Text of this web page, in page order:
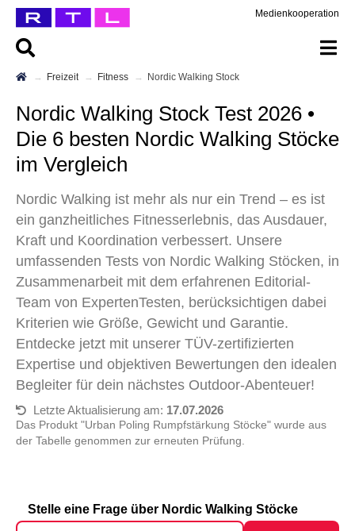
Medienkooperation
Freizeit Fitness Nordic Walking Stock
Nordic Walking Stock Test 2026 •
Die 6 besten Nordic Walking Stöcke
im Vergleich
Nordic Walking ist mehr als nur ein Trend – es ist
ein ganzheitliches Fitnesserlebnis, das Ausdauer,
Kraft und Koordination verbessert. Unsere
umfassenden Tests von Nordic Walking Stöcken, in
Zusammenarbeit mit dem erfahrenen Editorial-
Team von ExpertenTesten, berücksichtigen dabei
Kriterien wie Größe, Gewicht und Garantie.
Entdecke jetzt mit unserer TÜV-zertifizierten
Expertise und objektiven Bewertungen den idealen
Begleiter für dein nächstes Outdoor-Abenteuer!
Letzte Aktualisierung am: 17.07.2026
Das Produkt "Urban Poling Rumpfstärkung Stöcke" wurde aus
der Tabelle genommen zur erneuten Prüfung.
Stelle eine Frage über Nordic Walking Stöcke